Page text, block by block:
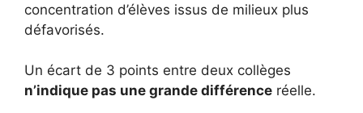
concentration d’élèves issus de milieux plus
défavorisés.
Un écart de 3 points entre deux collèges
n’indique pas une grande différence réelle.